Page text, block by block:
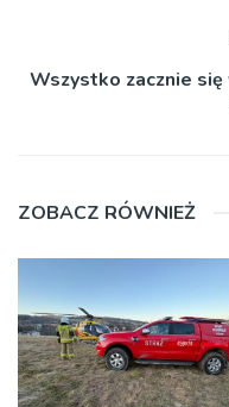
Wszystko zacznie
ZOBACZ RÓWNIEŻ